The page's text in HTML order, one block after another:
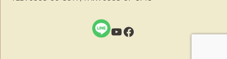
YouTube
Facebook